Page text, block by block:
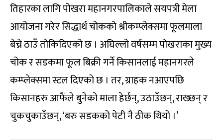
तिहारका लागि पोखरा महानगरपालिकाले सयपत्री मेला
आयोजना गरेर सिद्धार्थ चोकको श्रीकम्प्लेक्समा फूलमाला
बेच्ने ठाउँ तोकिदिएको छ । अघिल्लो वर्षसम्म पोखराका मुख्य
चोक र सडकमा फूल बिक्री गर्ने किसानलाई महानगरले
कम्प्लेक्समा स्टल दिएको छ । तर, ग्राहक नआएपछि
किसानहरु आफैंले बुनेको माला हेर्छन्, उठाउँछन्, राख्छन् र
चुकचुकाउँछन्, ‘बरु सडकको पेटी नै ठीक थियो ।’